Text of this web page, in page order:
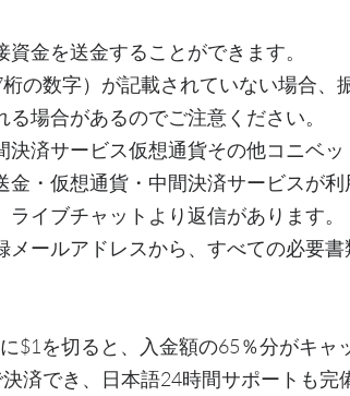
金を送金することができます。
の数字）が記載されていない場合、
場合があるのでご注意ください。
済サービス仮想通貨その他コニベ
・仮想通貨・中間決済サービスが利
イブチャットより返信があります。
メールアドレスから、すべての必要
$1を切ると、入金額の65％分がキャ
済でき、日本語24時間サポートも完